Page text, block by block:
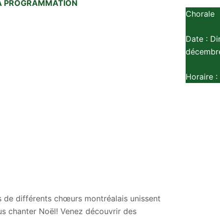
PROGRAMMATION
de différents chœurs montréalais unissent
chanter Noël! Venez découvrir des
Chorale
Date :
Horaire :